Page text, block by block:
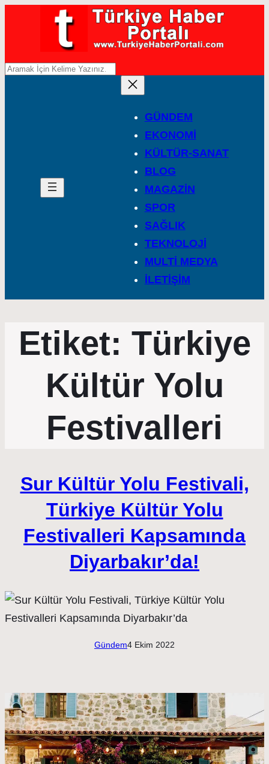
A
GÜNDEM
EKONOMİ
KÜLTÜR-SANAT
BLOG
MAGAZİN
SPOR
SAĞLIK
TEKNOLOJİ
MULTİ MEDYA
İLETİŞİM
Etiket: Türkiye
Kültür Yolu
Festivalleri
Sur Kültür Yolu Festivali,
Türkiye Kültür Yolu
Festivalleri Kapsamında
Diyarbakır’da!
Gündem4 Ekim 2022